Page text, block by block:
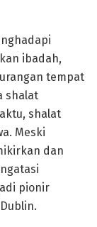
ibadah,
tempat
shalat
shalat
Meski
dan
pionir